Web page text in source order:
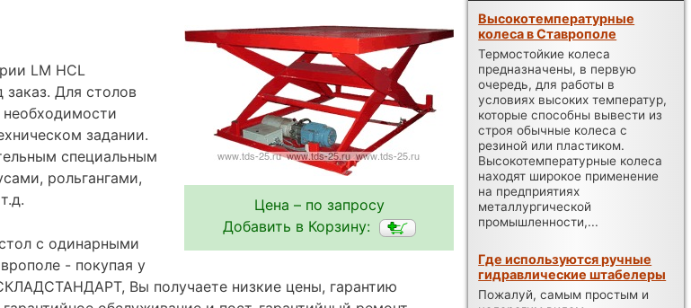
Цена – по запросу
Добавить в Корзину:
LM HCL
заказ. Для столов
задании.
специальным
рольгангами,
с одинарными
- покупая у
Вы получаете низкие цены, гарантию
Высокотемпературные
колеса в Ставрополе
Термостойкие колеса
предназначены, в первую
очередь, для работы в
условиях высоких температур,
которые способны вывести из
строя обычные колеса с
резиной или пластиком.
Высокотемпературные колеса
находят широкое применение
на предприятиях
металлургической
промышленности,...
Где используются ручные
гидравлические штабелеры
Пожалуй, самым простым и